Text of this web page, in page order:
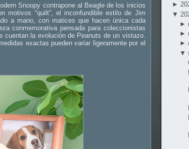
Snoopy contrapone al Beagle de los inicios
motivos “quilt”, el inconfundible estilo de Jim
a mano, con matices que hacen única cada
conmemorativa pensada para coleccionistas
cuentan la evolución de Peanuts de un vistazo.
exactas pueden variar ligeramente por el
►
▼
►
►
►
▼